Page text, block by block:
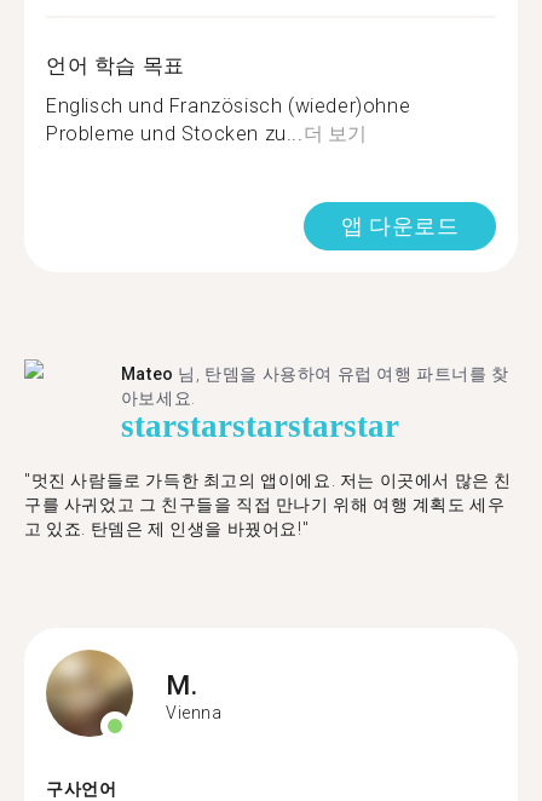
언어 학습 목표
Englisch und Französisch (wieder)ohne
Probleme und Stocken zu...더 보기
앱 다운로드
Mateo 님, 탄뎀을 사용하여 유럽 여행 파트너를 찾
아보세요.
starstarstarstarstar
"멋진 사람들로 가득한 최고의 앱이에요. 저는 이곳에서 많은 친
구를 사귀었고 그 친구들을 직접 만나기 위해 여행 계획도 세우
고 있죠. 탄뎀은 제 인생을 바꿨어요!"
M.
Vienna
구사언어